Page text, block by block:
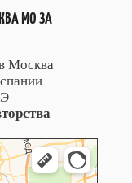
МО ЗА
Москва